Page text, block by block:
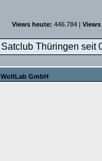
Views heute: 446.784 |
Satclub Thüringen seit
WoltLab GmbH